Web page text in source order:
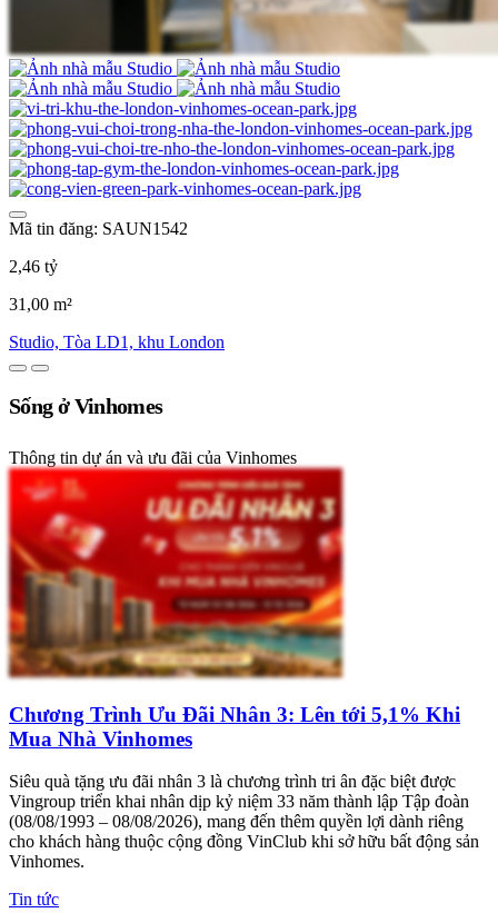
Mã tin đăng: SAUN1542
2,46 tỷ
31,00 m²
Studio, Tòa LD1, khu London
Sống ở Vinhomes
Thông tin dự án và ưu đãi của Vinhomes
Chương Trình Ưu Đãi Nhân 3: Lên tới 5,1% Khi
Mua Nhà Vinhomes
Siêu quà tặng ưu đãi nhân 3 là chương trình tri ân đặc biệt được
Vingroup triển khai nhân dịp kỷ niệm 33 năm thành lập Tập đoàn
(08/08/1993 – 08/08/2026), mang đến thêm quyền lợi dành riêng
cho khách hàng thuộc cộng đồng VinClub khi sở hữu bất động sản
Vinhomes.
Tin tức